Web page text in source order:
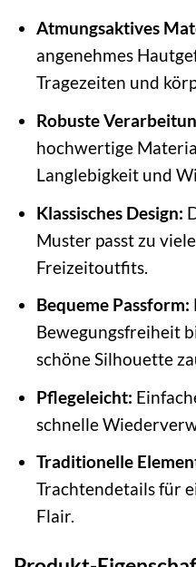
Atmungsaktives
angenehmes
Tragezeiten und
Robuste
hochwertige
Langlebigkeit und
Klassisches Design:
Muster passt zu
Freizeitoutfits.
Bequeme Passform:
Bewegungsfreiheit
schöne Silhouette
Pflegeleicht:
schnelle
Traditionelle
Trachtendetails für
Flair.